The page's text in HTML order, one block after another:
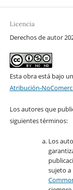
Licencia
Derechos de autor
Esta obra está bajo
Atribución-
Los autores que
siguientes términos:
Los
sujeto a